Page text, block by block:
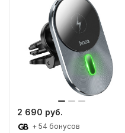
2 690 руб.
+ 54 бонусов